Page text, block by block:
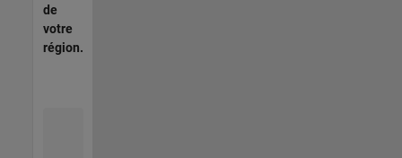
de
votre
région.